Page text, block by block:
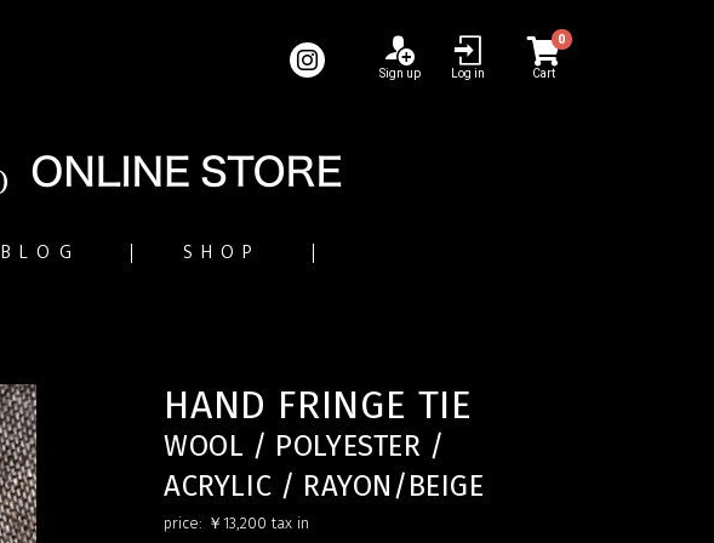
Sign up Log in
0
Cart
BLOG SHOP
HAND FRINGE TIE
WOOL / POLYESTER /
ACRYLIC / RAYON/BEIGE
price: ￥13,200 tax in